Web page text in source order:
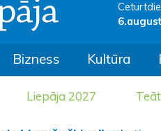
Bizness Kultūra
Liepāja 2027